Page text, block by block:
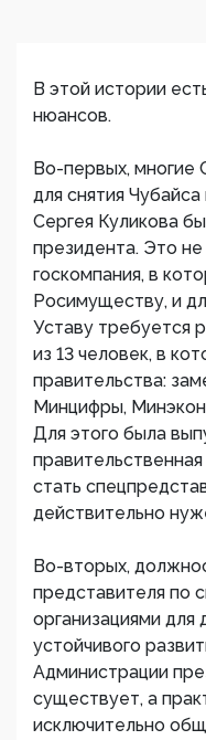
В этой истории
нюансов.
Во-первых, многие
для снятия
Сергея Куликова
президента. Это
госкомпания, в
Росимуществу, и
Уставу требуется
из 13 человек, в
правительства:
Минцифры,
Для этого была
стать
действительно
Во-вторых,
представителя по
организациями
устойчивого
Администрации
существует, а
исключительно